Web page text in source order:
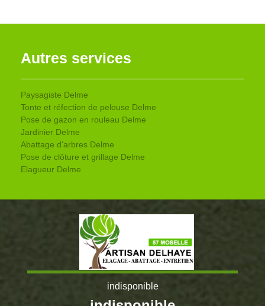
Autres services
Paysagiste Delme
Tonte et réfection de pelouse Delme
Pose de gazon en rouleau Delme
Jardinier Delme
Abattage d'arbres Delme
Pose de clôture et grillage Delme
Elagueur Delme
indisponible